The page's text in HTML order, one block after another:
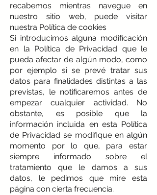
recabemos mientras navegue en
nuestro sitio web, puede visitar
nuestra Política de cookies
Si introducimos alguna modificación
en la Política de Privacidad que le
pueda afectar de algún modo, como
por ejemplo si se prevé tratar sus
datos para finalidades distintas a las
previstas, le notificaremos antes de
empezar cualquier actividad. No
obstante, es posible que la
información incluida en esta Política
de Privacidad se modifique en algún
momento por lo que, para estar
siempre informado sobre el
tratamiento que le damos a sus
datos, le pedimos que mire esta
página con cierta frecuencia.